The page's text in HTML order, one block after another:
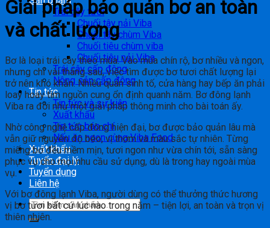
Trái cây tươi
Chuối tây nải Viba
Chuối tây chùm Viba
Chuối tiêu chùm viba
Chuối tiêu nải Viba
Trái cây cấp đông
Nông sản cấp đông
Tin tức
Tin tức và sự kiện
Xuất khẩu
Tin tức báo chí
Nấu ăn ngon cùng Viba Food
Xuất khẩu
Tuyển đại lý
Tuyển dụng
Liên hệ
Giải pháp bảo quản bơ an toàn
và chất lượng
Bơ là loại trái cây theo mùa. Vào mùa chín rộ, bơ nhiều và ngon,
nhưng chỉ vài tháng sau, việc tìm được bơ tươi chất lượng lại
trở nên khó khăn. Nhiều quán sinh tố, cửa hàng hay bếp ăn phải
loay hoay tìm nguồn cung ổn định quanh năm. Bơ đông lạnh
Viba ra đời như một giải pháp thông minh cho bài toán ấy.
Nhờ công nghệ cấp đông hiện đại, bơ được bảo quản lâu mà
vẫn giữ nguyên độ béo, vị thơm và màu sắc tự nhiên. Từng
miếng bơ đều mềm mịn, tươi ngon như vừa chín tới, sẵn sàng
phục vụ cho mọi nhu cầu sử dụng, dù là trong hay ngoài mùa
vụ.
Với bơ đông lạnh Viba, người dùng có thể thưởng thức hương
vị bơ tươi bất cứ lúc nào trong năm – tiện lợi, an toàn và trọn vị
thiên nhiên.